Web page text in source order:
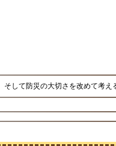
して防災の大切さを改めて考え